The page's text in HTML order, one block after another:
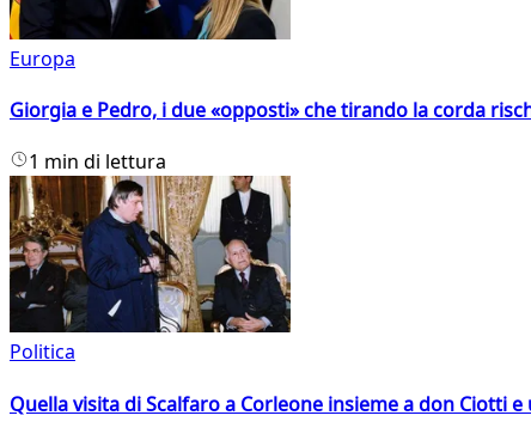
Europa
Giorgia e Pedro, i due «opposti» che tirando la corda
1 min di lettura
Politica
Quella visita di Scalfaro a Corleone insieme a don Ciotti